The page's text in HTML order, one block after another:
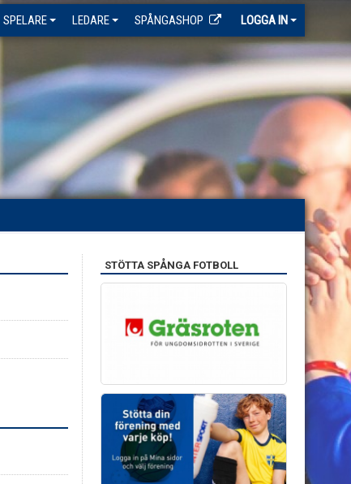
SPELARE LEDARE SPÅNGASHOP LOGGA IN
STÖTTA SPÅNGA FOTBOLL